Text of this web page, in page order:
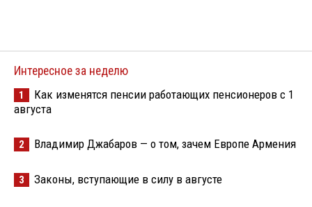
Интересное за неделю
1
Как изменятся пенсии работающих пенсионеров с 1
августа
2 Владимир Джабаров — о том, зачем Европе Армения
3 Законы, вступающие в силу в августе